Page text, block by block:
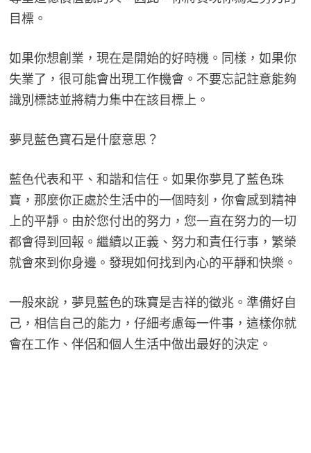
目標。
如果你想創業，現在是開始的好時機。同樣，如果你
失業了，很可能會出現工作機會。不要忘記註意能夠
識別標誌並將精力集中在該目標上。
夢見藍色寶石是什麼意思？
藍色代表和平、和諧和信任。如果你夢見了藍色珠
寶，那麼你正處於生活中的一個時刻，你會感到精神
上的平靜。由於您付出的努力，您一直在努力的一切
都會得到回報。繼續以正義、努力和責任行事，繁榮
就會來到你身邊。發現如何找到內心的平靜和快樂。
一般來說，夢見藍色的珠寶是吉祥的徵兆。準備好自
己，相信自己的能力，仔細考慮每一件事，這樣你就
會在工作、伴侶和個人生活中做出最好的決定。